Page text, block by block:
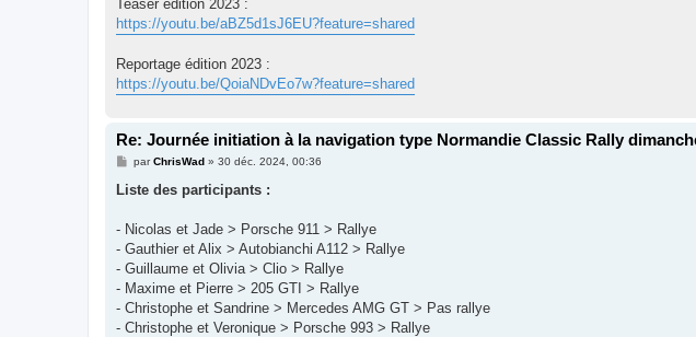
Teaser édition 2023 :
https://youtu.be/aBZ5d1sJ6EU?feature=shared
Reportage édition 2023 :
https://youtu.be/QoiaNDvEo7w?feature=shared
Re: Journée initiation à la navigation type Normandie Classic Rally
M
s
g
parChrisWad» 30 déc. 2024, 00:36
Liste des participants :
- Nicolas et Jade > Porsche 911 > Rallye
- Gauthier et Alix > Autobianchi A112 > Rallye
- Guillaume et Olivia > Clio > Rallye
- Maxime et Pierre > 205 GTI > Rallye
- Christophe et Sandrine > Mercedes AMG GT > Pas rallye
- Christophe et Veronique > Porsche 993 > Rallye